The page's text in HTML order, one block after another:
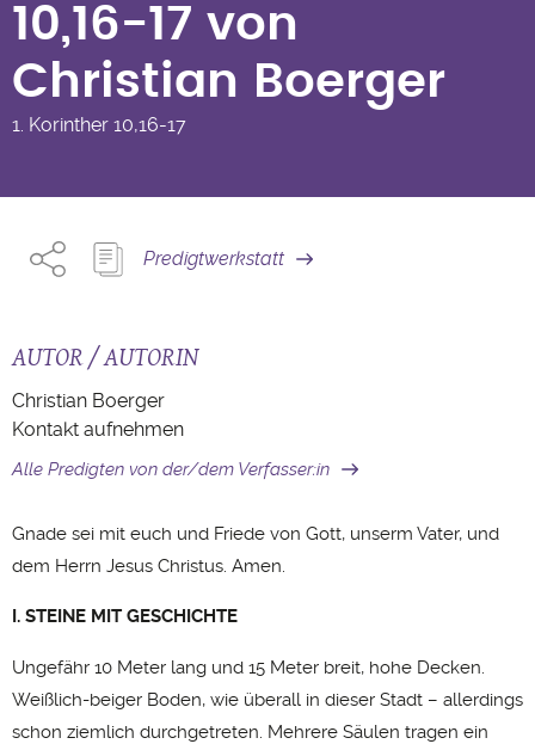
10,16-17 von
Christian Boerger
1. Korinther 10,16-17
Predigtwerkstatt
AUTOR / AUTORIN
Christian Boerger
Kontakt aufnehmen
Alle Predigten von der/dem Verfasser:in
Gnade sei mit euch und Friede von Gott, unserm Vater, und
dem Herrn Jesus Christus. Amen.
I. STEINE MIT GESCHICHTE
Ungefähr 10 Meter lang und 15 Meter breit, hohe Decken.
Weißlich-beiger Boden, wie überall in dieser Stadt – allerdings
schon ziemlich durchgetreten. Mehrere Säulen tragen ein